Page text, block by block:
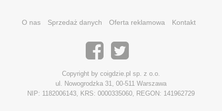
O nas Sprzedaż danych Oferta reklamowa Kontakt
Copyright by coigdzie.pl sp. z o.o.
ul. Nowogrodzka 31, 00-511 Warszawa
NIP: 1182006143, KRS: 0000335060, REGON: 141962729